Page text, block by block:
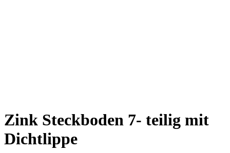
Zink Steckboden 7- teilig mit
Dichtlippe